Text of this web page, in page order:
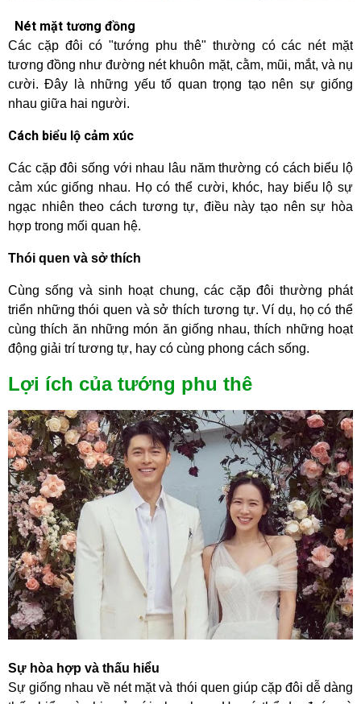
Nét mặt tương đồng
Các cặp đôi có "tướng phu thê" thường có các nét mặt
tương đồng như đường nét khuôn mặt, cằm, mũi, mắt, và nụ
cười. Đây là những yếu tố quan trọng tạo nên sự giống
nhau giữa hai người.
Cách biểu lộ cảm xúc
Các cặp đôi sống với nhau lâu năm thường có cách biểu lộ
cảm xúc giống nhau. Họ có thể cười, khóc, hay biểu lộ sự
ngạc nhiên theo cách tương tự, điều này tạo nên sự hòa
hợp trong mối quan hệ.
Thói quen và sở thích
Cùng sống và sinh hoạt chung, các cặp đôi thường phát
triển những thói quen và sở thích tương tự. Ví dụ, họ có thể
cùng thích ăn những món ăn giống nhau, thích những hoạt
động giải trí tương tự, hay có cùng phong cách sống.
Lợi ích của tướng phu thê
Sự hòa hợp và thấu hiểu
Sự giống nhau về nét mặt và thói quen giúp cặp đôi dễ dàng